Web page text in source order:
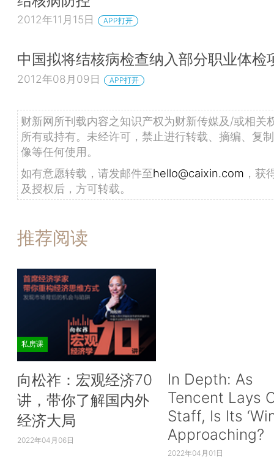
2012年11月15日 APP打开
中国拟将结核病检查纳入部分职业体检
2012年08月09日 APP打开
财新网所刊载内容之知识产权为财新传媒及/或相关
所有或持有。未经许可，禁止进行转载、摘编、复
像等任何使用。
如有意愿转载，请发邮件至hello@caixin.com ，获
及授权后，方可转载。
推荐阅读
私房课
向松祚：宏观经济70
讲，带你了解国内外
经济大局
2022年04月06日
In Depth: As
Tencent Lays
Staff, Is Its
Approaching?
2022年04月01日